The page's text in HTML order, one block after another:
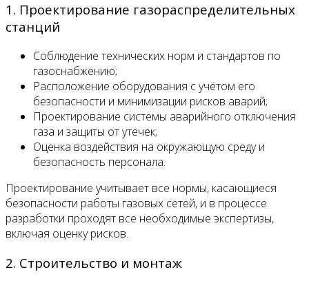
1. Проектирование газораспределительных
станций
Соблюдение технических норм и стандартов по
газоснабжению;
Расположение оборудования с учётом его
безопасности и минимизации рисков аварий;
Проектирование системы аварийного отключения
газа и защиты от утечек;
Оценка воздействия на окружающую среду и
безопасность персонала.
Проектирование учитывает все нормы, касающиеся
безопасности работы газовых сетей, и в процессе
разработки проходят все необходимые экспертизы,
включая оценку рисков.
2. Строительство и монтаж